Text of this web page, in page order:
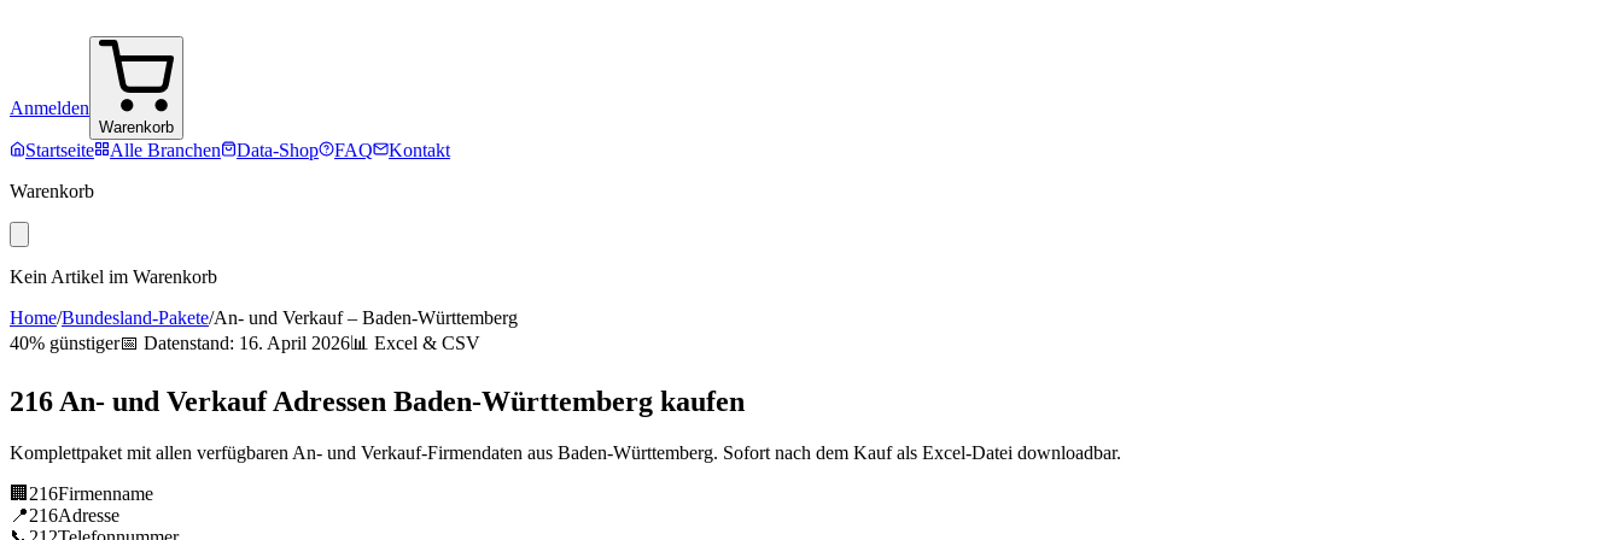
Anmelden
Warenkorb
Startseite Alle Branchen Data-Shop FAQ
Kontakt
Warenkorb
Kein Artikel im Warenkorb
Home/Bundesland-Pakete/An- und Verkauf– Baden-Württemberg
40% günstiger📅 Datenstand: 16. April 2026📊 Excel & CSV
216 An- und VerkaufAdressen Baden-Württemberg kaufen
Komplettpaket mit allen verfügbaren An- und Verkauf-Firmendaten aus Baden-Württemberg. Sofort nach dem Kauf als Excel-Datei downloadbar.
🏢 216Firmenname
📍216Adresse